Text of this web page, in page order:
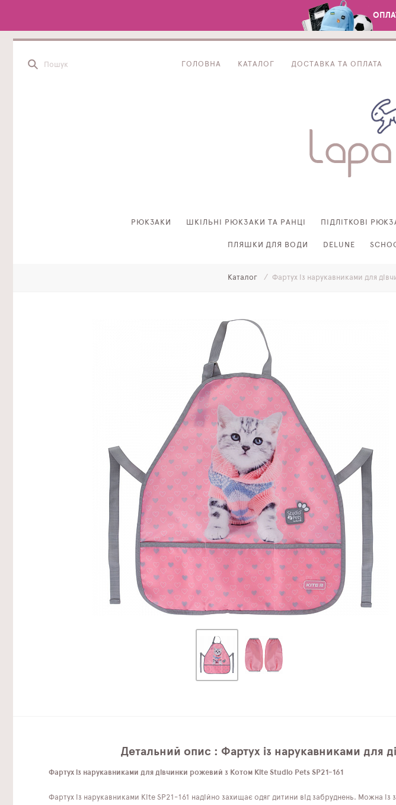
ГОЛОВНА КАТАЛОГ ДОСТАВКА ТА ОПЛАТА
РЮКЗАКИ ШКІЛЬНІ РЮКЗАКИ ТА РАНЦІ ПІДЛІТКОВІ
ПЛЯШКИ ДЛЯ ВОДИ DELUNE
Каталог Фартух із нарукавниками для
Детальний опис : Фартух із нарукавниками для
Фартух із нарукавниками для дівчинки рожевий з Котом Kite Studio Pets SP21-161
Фартух із нарукавниками Kite SP21-161 надійно захищає одяг дитини від забруднень. Можна